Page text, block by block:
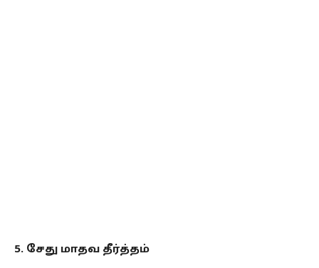
5. சேது மாதவ தீர்த்தம்